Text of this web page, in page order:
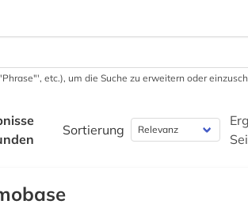
etc.), um die Suche zu erweitern oder
Sortierung